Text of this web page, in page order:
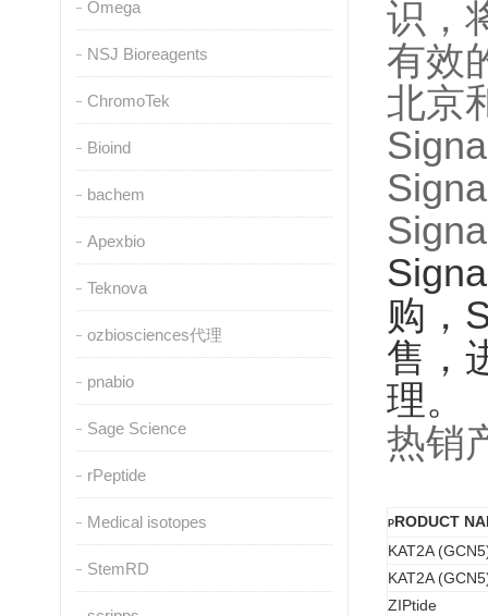
Omega
NSJ Bioreagents
ChromoTek
Bioind
bachem
Apexbio
Teknova
ozbiosciences代理
pnabio
Sage Science
rPeptide
Medical isotopes
StemRD
识，
有效
北京
购，
售，
理。
热销
PRODUCT
KAT2A
KAT2A
ZIPtide